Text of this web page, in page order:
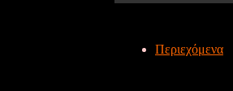
Περιεχόμενα